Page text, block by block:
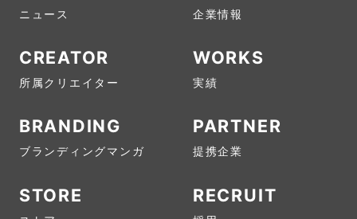
ニュース 企業情報
CREATOR
所属クリエイター
WORKS
実績
BRANDING
ブランディングマンガ
PARTNER
提携企業
STORE RECRUIT